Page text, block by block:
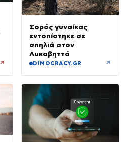
↗
Σορός γυναίκας
εντοπίστηκε σε
σπηλιά στον
Λυκαβηττό
DIMOCRACY.GR ↗